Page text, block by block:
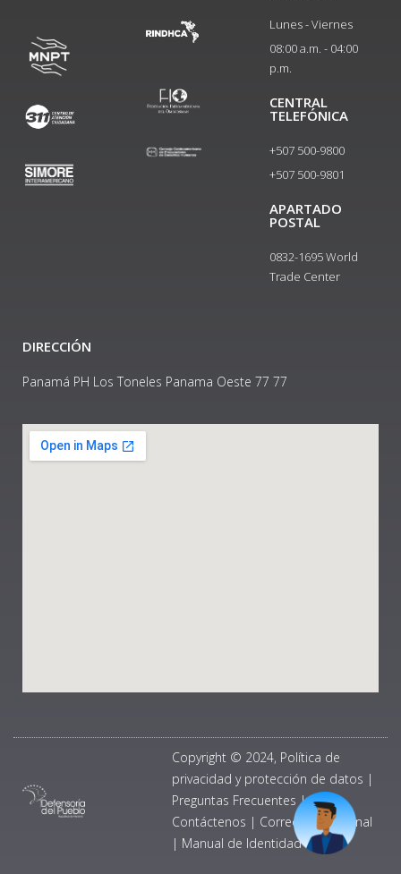
Lunes - Viernes
08:00 a.m. - 04:00
p.m.
CENTRAL
TELEFÓNICA
+507 500-9800
+507 500-9801​
APARTADO
POSTAL
0832-1695 World
Trade Center
DIRECCIÓN
Panamá PH Los Toneles Panama Oeste 77 77
Copyright © 2024, Política de
privacidad y protección de datos |
Preguntas Frecuentes |
Contáctenos | Correo Institucional
| Manual de Identidad Visual